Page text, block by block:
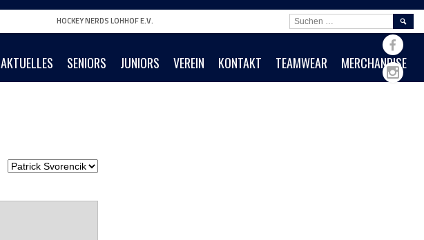
HOCKEY NERDS LOHHOF E.V.
AKTUELLES SENIORS JUNIORS VEREIN KONTAKT TEAMWEAR MERCHANDISE
NACH: